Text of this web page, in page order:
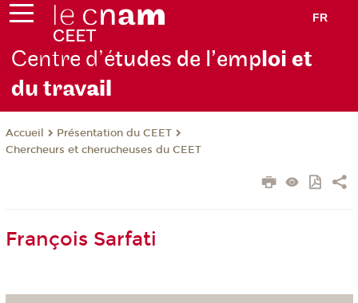
FR
Centre d’études de l’emploi et
du travail
Accueil
Présentation du CEET
Chercheurs et cherucheuses du CEET
François Sarfati